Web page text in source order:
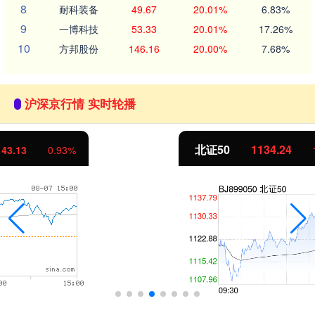
8 耐科装备 49.67 20.01% 6.83%
9 一博科技 53.33 20.01% 17.26%
10 方邦股份 146.16 20.00% 7.68%
沪深京行情 实时轮播
北证50 11.37 1.01%